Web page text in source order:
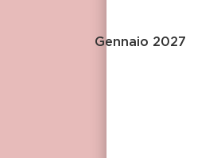
Gennaio 2027